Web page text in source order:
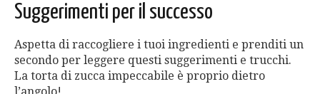
Suggerimenti per il successo
Aspetta di raccogliere i tuoi ingredienti e prenditi un
secondo per leggere questi suggerimenti e trucchi.
La torta di zucca impeccabile è proprio dietro
l’angolo!